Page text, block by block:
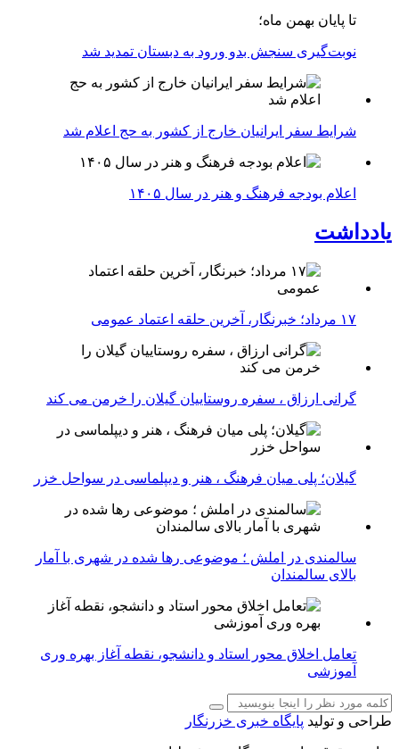
تا پایان بهمن ماه؛
نوبت‌گیری سنجش بدو ورود به دبستان تمدید شد
شرایط سفر ایرانیان خارج از کشور به حج اعلام شد
اعلام بودجه فرهنگ و هنر در سال ۱۴۰۵
یادداشت
۱۷ مرداد؛ خبرنگار، آخرین حلقه اعتماد عمومی
گرانی ارزاق ، سفره روستاییان گیلان را خرمن می کند
گیلان؛ پلی میان فرهنگ ، هنر و دیپلماسی در سواحل خزر
سالمندی در املش ؛ موضوعی رها شده در شهری با آمار
بالای سالمندان
تعامل اخلاق‌ محور استاد و دانشجو، نقطه آغاز بهره ‌وری
آموزشی
طراحی و تولید پایگاه خبری خزرنگار